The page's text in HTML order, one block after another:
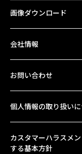
画像ダウンロード
会社情報
お問い合わせ
個人情報の取り扱い
カスタマーハラスメ
する基本方針